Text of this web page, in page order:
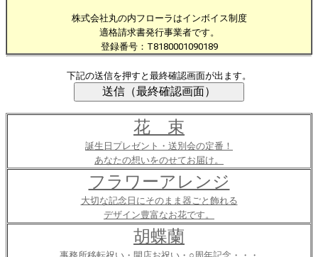
株式会社丸の内フローラはインボイス制度
適格請求書発行事業者です。
登録番号：T8180001090189
下記の送信を押すと最終確認画面が出ます。
花 束
誕生日プレゼント・送別会の定番！
あなたの想いをのせてお届け。
フラワーアレンジ
大切な記念日にそのまま器ごと飾れる
デザイン豊富なお花です。
胡蝶蘭